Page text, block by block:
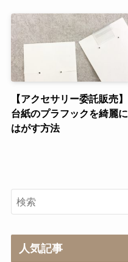
【アクセサリー委託販売】
台紙のプラフックを綺麗に
はがす方法
人気記事